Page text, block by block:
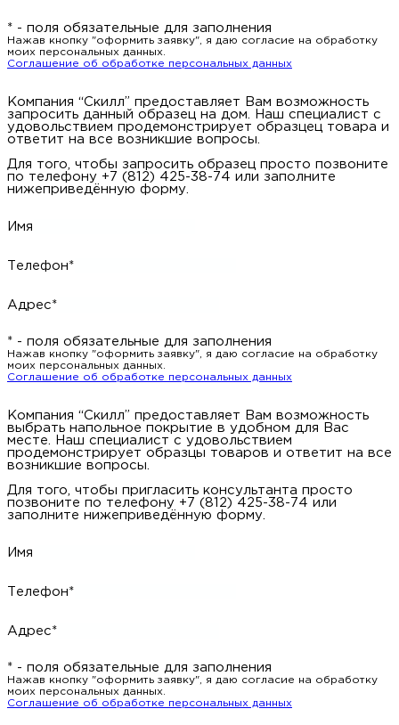
* - поля обязательные для заполнения
Нажав кнопку "оформить заявку", я даю согласие на обработку
моих персональных данных.
Соглашение об обработке персональных данных
Компания “Скилл” предоставляет Вам возможность
запросить данный образец на дом. Наш специалист с
удовольствием продемонстрирует образцец товара и
ответит на все возникшие вопросы.
Для того, чтобы запросить образец просто позвоните
по телефону +7 (812) 425-38-74 или заполните
нижеприведённую форму.
Имя
Телефон*
Адрес*
* - поля обязательные для заполнения
Нажав кнопку "оформить заявку", я даю согласие на обработку
моих персональных данных.
Соглашение об обработке персональных данных
Компания “Скилл” предоставляет Вам возможность
выбрать напольное покрытие в удобном для Вас
месте. Наш специалист с удовольствием
продемонстрирует образцы товаров и ответит на все
возникшие вопросы.
Для того, чтобы пригласить консультанта просто
позвоните по телефону +7 (812) 425-38-74 или
заполните нижеприведённую форму.
Имя
Телефон*
Адрес*
* - поля обязательные для заполнения
Нажав кнопку "оформить заявку", я даю согласие на обработку
моих персональных данных.
Соглашение об обработке персональных данных